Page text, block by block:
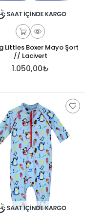
Littles Boxer Mayo Şort
// Lacivert
1.050,00₺